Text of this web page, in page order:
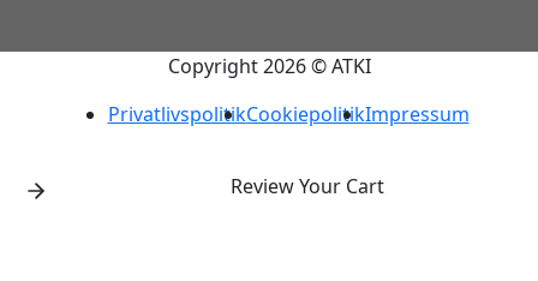
Copyright 2026 © ATKI
PrivatlivspolitikCookiepolitikImpressum
Review Your Cart